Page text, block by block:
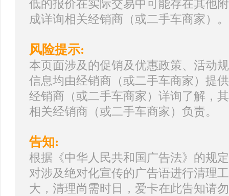
低的报价在实际交易中可能存在其他
成详询相关经销商（或二手车商家）。
风险提示:
本页面涉及的促销及优惠政策、活动
信息均由经销商（或二手车商家）提
经销商（或二手车商家）详询了解，
相关经销商（或二手车商家）负责。
告知:
根据《中华人民共和国广告法》的规
对涉及绝对化宣传的广告语进行清理
大，清理尚需时日，爱卡在此告知请